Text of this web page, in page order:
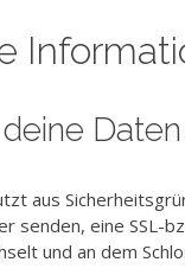
aus
senden, eine SSL-
und an dem